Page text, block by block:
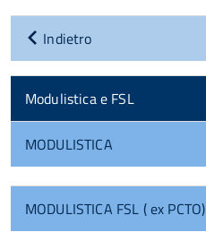
Indietro
Modulistica e FSL
MODULISTICA
MODULISTICA FSL ( ex PCTO)